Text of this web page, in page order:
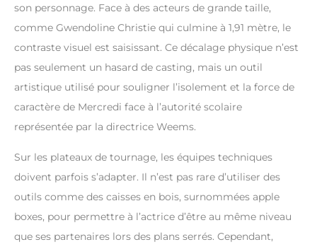
son personnage. Face à des acteurs de grande taille,
comme Gwendoline Christie qui culmine à 1,91 mètre, le
contraste visuel est saisissant. Ce décalage physique n’est
pas seulement un hasard de casting, mais un outil
artistique utilisé pour souligner l’isolement et la force de
caractère de Mercredi face à l’autorité scolaire
représentée par la directrice Weems.
Sur les plateaux de tournage, les équipes techniques
doivent parfois s’adapter. Il n’est pas rare d’utiliser des
outils comme des caisses en bois, surnommées apple
boxes, pour permettre à l’actrice d’être au même niveau
que ses partenaires lors des plans serrés. Cependant,